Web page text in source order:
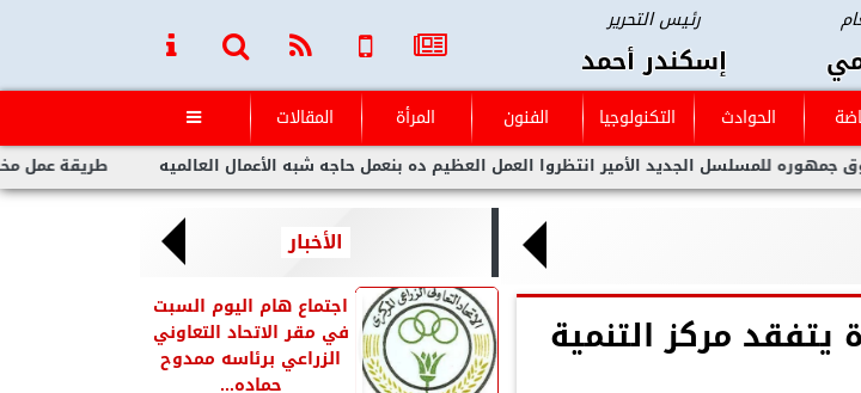
رئيس التحرير
إسكندر أحمد
الحوادث التكنولوجيا الفنون المرأة المقالات 
طريقة عمل مخلل الجزر مثل الجديد الأمير انتظروا العمل العظيم ده بنعمل حاجه شبه الأعمال العالميه
يتفقد مركز التنمية
الأخبار
اجتماع هام اليوم السبت
في مقر الاتحاد التعاوني
الزراعي برئاسه ممدوح
حماده...